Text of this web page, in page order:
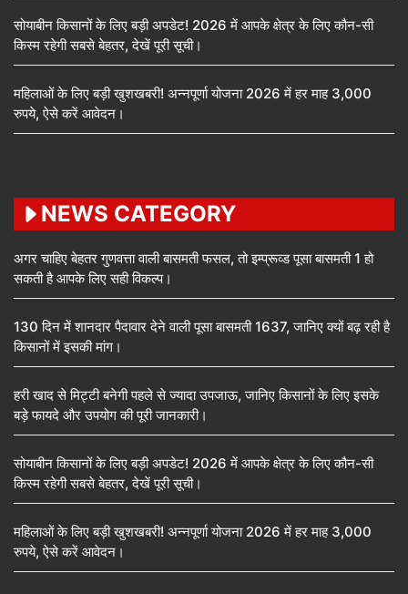
सोयाबीन किसानों के लिए बड़ी अपडेट! 2026 में आपके क्षेत्र के लिए कौन-सी
किस्म रहेगी सबसे बेहतर, देखें पूरी सूची।
महिलाओं के लिए बड़ी खुशखबरी! अन्नपूर्णा योजना 2026 में हर माह 3,000
रुपये, ऐसे करें आवेदन।
NEWS CATEGORY
अगर चाहिए बेहतर गुणवत्ता वाली बासमती फसल, तो इम्प्रूव्ड पूसा बासमती 1 हो
सकती है आपके लिए सही विकल्प।
130 दिन में शानदार पैदावार देने वाली पूसा बासमती 1637, जानिए क्यों बढ़ रही है
किसानों में इसकी मांग।
हरी खाद से मिट्टी बनेगी पहले से ज्यादा उपजाऊ, जानिए किसानों के लिए इसके
बड़े फायदे और उपयोग की पूरी जानकारी।
सोयाबीन किसानों के लिए बड़ी अपडेट! 2026 में आपके क्षेत्र के लिए कौन-सी
किस्म रहेगी सबसे बेहतर, देखें पूरी सूची।
महिलाओं के लिए बड़ी खुशखबरी! अन्नपूर्णा योजना 2026 में हर माह 3,000
रुपये, ऐसे करें आवेदन।